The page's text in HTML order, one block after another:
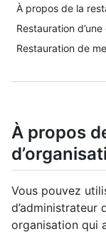
À propos de la
Restauration
Restauration de
À propos
Vous pouvez
d’administrateur
organisation qui